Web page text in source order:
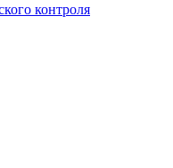
контроля